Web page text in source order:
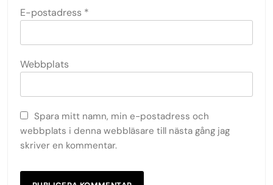
E-postadress *
Webbplats
Spara mitt namn, min e-postadress och
webbplats i denna webbläsare till nästa gång jag
skriver en kommentar.